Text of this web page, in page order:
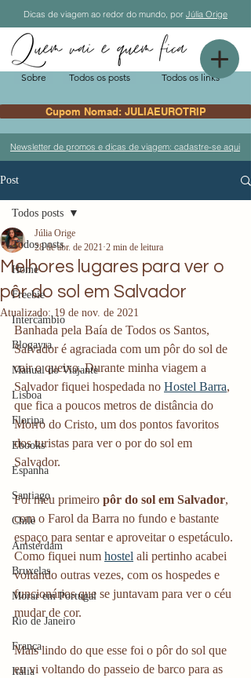
Sobre Todos os posts Todos os links
Cupom Nomad: JULIAEUROTRIP
Dicas de viagem ao redor do mundo, por Júlia Orige
Newsletter de promos e dicas de viagem: cadastre-se aqui
Post
Todos posts
Home
Freebie
Intercâmbio
Blogayra
Manual do Viajante
Lisboa
Floripa
Ebooks
Espanha
Santiago
Chile
Amsterdam
Bruxelas
Morar em Portugal
Rio de Janeiro
França
Itália
Todos posts
Melhores lugares para ver o
pôr do sol em Salvador
Júlia Orige
28 de abr. de 2021 2 min de leitura
Atualizado: 19 de nov. de 2021
Banhada pela Baía de Todos os Santos,
Salvador é agraciada com um pôr do sol de
cair o queixo. Durante minha viagem a
Salvador fiquei hospedada no Hostel Barra,
que fica a poucos metros de distância do
Morro do Cristo, um dos pontos favoritos
dos turistas para ver o por do sol em
Salvador.
Foi meu primeiro pôr do sol em Salvador,
com o Farol da Barra no fundo e bastante
espaço para sentar e aproveitar o espetáculo.
Como fiquei num hostel ali pertinho acabei
voltando outras vezes, com os hospedes e
funcionários que se juntavam para ver o céu
mudar de cor.
Mais lindo do que esse foi o pôr do sol que
eu vi voltando do passeio de barco para as